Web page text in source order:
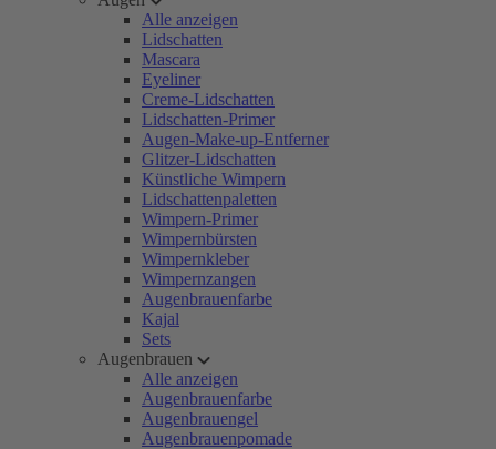
Alle anzeigen
Lidschatten
Mascara
Eyeliner
Creme-Lidschatten
Lidschatten-Primer
Augen-Make-up-Entferner
Glitzer-Lidschatten
Künstliche Wimpern
Lidschattenpaletten
Wimpern-Primer
Wimpernbürsten
Wimpernkleber
Wimpernzangen
Augenbrauenfarbe
Kajal
Sets
Augenbrauen
Alle anzeigen
Augenbrauenfarbe
Augenbrauengel
Augenbrauenpomade